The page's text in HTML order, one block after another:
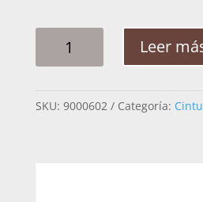
HOMBRE
ROMBOS
Leer
SKU: 9000602 Categoría: